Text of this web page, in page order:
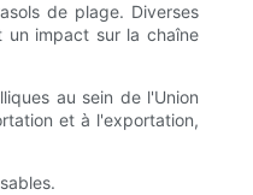
de plage. Diverses
un impact sur la chaîne
au sein de l'Union
et à l'exportation,